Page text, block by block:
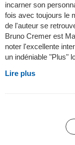
incarner son
fois avec toujours le
de l'auteur se
Bruno Cremer est
noter l'excellente
un indéniable "Plus"
Lire plus